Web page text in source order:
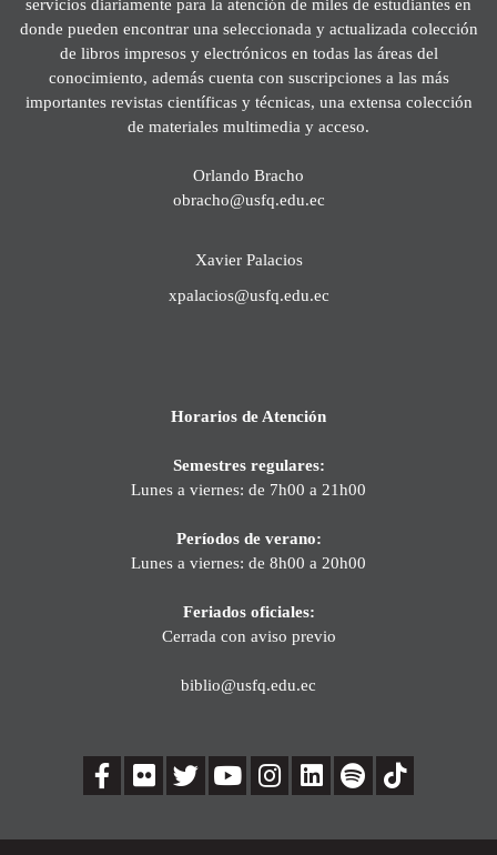
donde pueden encontrar una seleccionada y actualizada colección
de libros impresos y electrónicos en todas las áreas del
conocimiento, además cuenta con suscripciones a las más
importantes revistas científicas y técnicas, una extensa colección
de materiales multimedia y acceso.
Orlando Bracho
obracho@usfq.edu.ec
Xavier Palacios
xpalacios@usfq.edu.ec
Horarios de Atención
Semestres regulares:
Lunes a viernes: de 7h00 a 21h00
Períodos de verano:
Lunes a viernes: de 8h00 a 20h00
Feriados oficiales:
Cerrada con aviso previo
biblio@usfq.edu.ec